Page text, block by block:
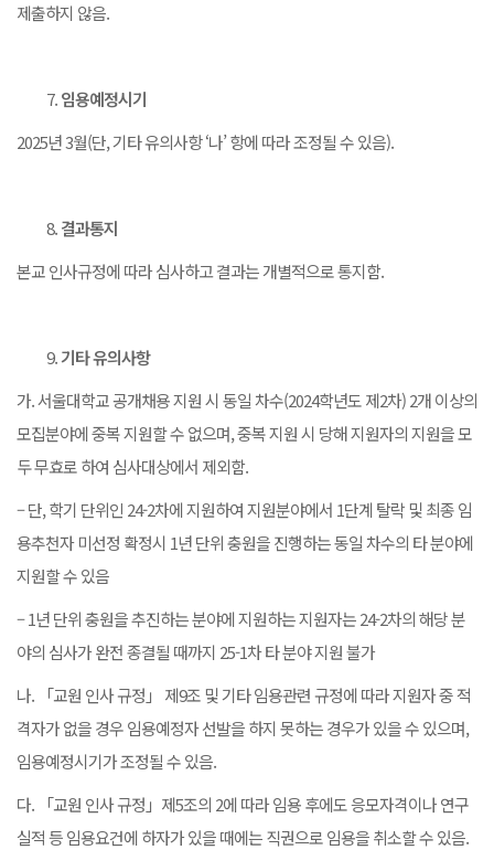
제출하지 않음.
임용예정시기
2025년 3월(단, 기타 유의사항 ‘나’ 항에 따라 조정될 수 있음).
결과통지
본교 인사규정에 따라 심사하고 결과는 개별적으로 통지함.
기타 유의사항
가. 서울대학교 공개채용 지원 시 동일 차수(2024학년도 제2차) 2개 이상의
모집분야에 중복 지원할 수 없으며, 중복 지원 시 당해 지원자의 지원을 모
두 무효로 하여 심사대상에서 제외함.
– 단, 학기 단위인 24-2차에 지원하여 지원분야에서 1단계 탈락 및 최종 임
용추천자 미선정 확정시 1년 단위 충원을 진행하는 동일 차수의 타 분야에
지원할 수 있음
– 1년 단위 충원을 추진하는 분야에 지원하는 지원자는 24-2차의 해당 분
야의 심사가 완전 종결될 때까지 25-1차 타 분야 지원 불가
나. 「교원 인사 규정」 제9조 및 기타 임용관련 규정에 따라 지원자 중 적
격자가 없을 경우 임용예정자 선발을 하지 못하는 경우가 있을 수 있으며,
임용예정시기가 조정될 수 있음.
다. 「교원 인사 규정」제5조의 2에 따라 임용 후에도 응모자격이나 연구
실적 등 임용요건에 하자가 있을 때에는 직권으로 임용을 취소할 수 있음.